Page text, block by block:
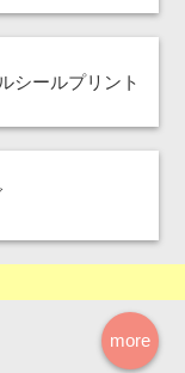
シールプリント
more